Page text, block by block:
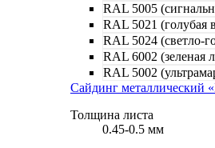
RAL 5005
RAL 5021 (голубая
RAL 5024 (светло-
RAL 6002 (зеленая
RAL 5002
Сайдинг металлический
Толщина листа
0.45-0.5 мм